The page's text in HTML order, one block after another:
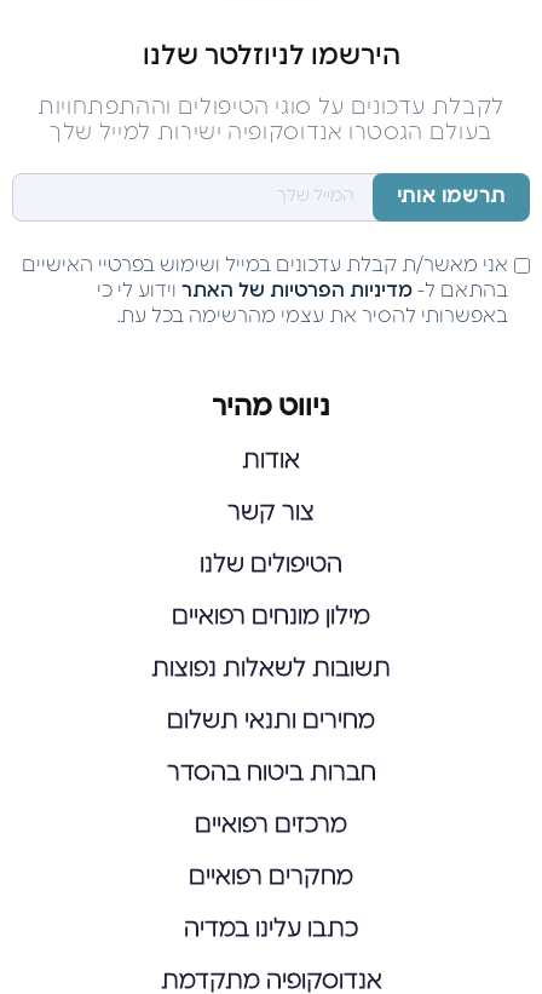
הירשמו לניוזלטר שלנו
לקבלת עדכונים על סוגי הטיפולים וההתפתחויות
בעולם הגסטרו אנדוסקופיה ישירות למייל שלך
אני מאשר/ת קבלת עדכונים במייל ושימוש בפרטיי האישיים
בהתאם ל- מדיניות הפרטיות של האתר וידוע לי כי
באפשרותי להסיר את עצמי מהרשימה בכל עת.
ניווט מהיר
אודות
צור קשר
הטיפולים שלנו
מילון מונחים רפואיים
תשובות לשאלות נפוצות
מחירים ותנאי תשלום
חברות ביטוח בהסדר
מרכזים רפואיים
מחקרים רפואיים
כתבו עלינו במדיה
אנדוסקופיה מתקדמת